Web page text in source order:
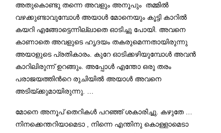
അതുകൊണ്ടു തന്നെ അവളും അനൂപും തമ്മില്‍
വഴക്കുണ്ടാവുമ്പോള്‍ അയാള്‍ മോനെയും കൂട്ടി കാറില്‍
കയറി എങ്ങോട്ടെന്നില്ലാതെ ഓടിച്ചു പോയി അവനെ
കാണാതെ അവളുടെ ഹൃദയം തകരുമെന്നതായിരുന്നു
അയാളുടെ പ്രതികാരം കുറേ ഓടിക്കഴിയുമ്പോള്‍ അവന്‍
കാറിലിരുന്ന് ഉറങ്ങും അപ്പോള്‍ എന്തോ ഒരു തരം
പരാജയത്തിന്‍റെ രുചിയില്‍ അയാള്‍ അവനെ
അടിയ്ക്കുമായിരുന്നു
മോനെ അനൂപ് തെറികള്‍ പറഞ്ഞ് ശകാരിച്ചു കഴുതേ …
നിനക്കെന്തറിയാമെടാ
നിന്നെ എന്തിനു കൊള്ളാമെടാ